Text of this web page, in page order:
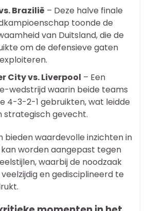
Brazilië – Deze halve finale
toonde de
van Duitsland, die de
om de defensieve gaten
City vs. Liverpool – Een
wedstrijd waarin beide teams
4-3-2-1 gebruikten, wat leidde
strategisch gevecht.
bieden waardevolle inzichten in
worden aangepast tegen
waarbij de noodzaak
en gedisciplineerd te